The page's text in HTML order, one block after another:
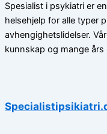
Spesialist i psykiatri er
helsehjelp for alle typer
avhengighetslidelser.
kunnskap og mange